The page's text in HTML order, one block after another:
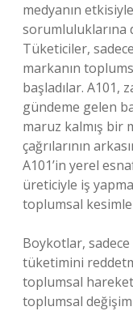
medyanın
sorumluluklarına
Tüketiciler,
markanın
başladılar. A101,
gündeme gelen
maruz kalmış bir
çağrılarının
A101’in yerel
üreticiyle iş
toplumsal
Boykotlar,
tüketimini
toplumsal
toplumsal